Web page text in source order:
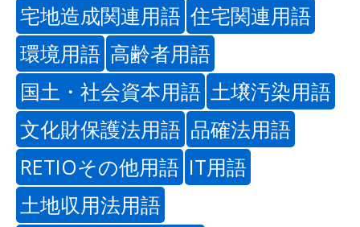
宅地造成関連用語 住宅関連用語
環境用語 高齢者用語
国土・社会資本用語 土壌汚染用語
文化財保護法用語 品確法用語
RETIOその他用語 IT用語
土地収用法用語